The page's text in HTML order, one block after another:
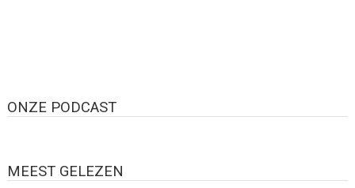
ONZE PODCAST
MEEST GELEZEN